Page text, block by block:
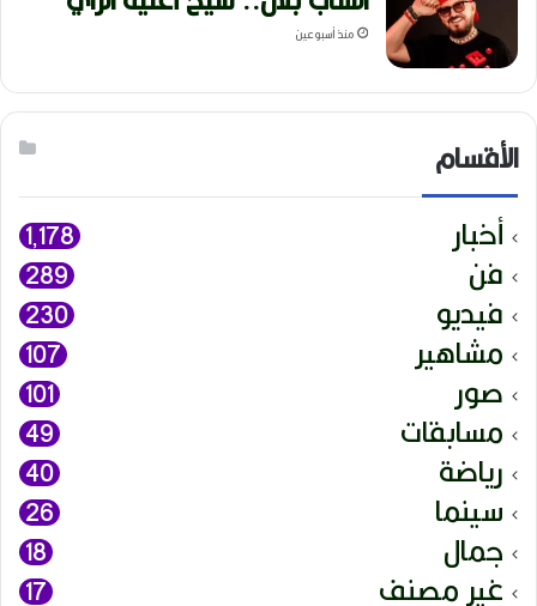
منذ أسبوعين
الأقسام
أخبار 1٬178
فن 289
فيديو 230
مشاهير 107
صور 101
مسابقات 49
رياضة 40
سينما 26
جمال 18
غير مصنف 17